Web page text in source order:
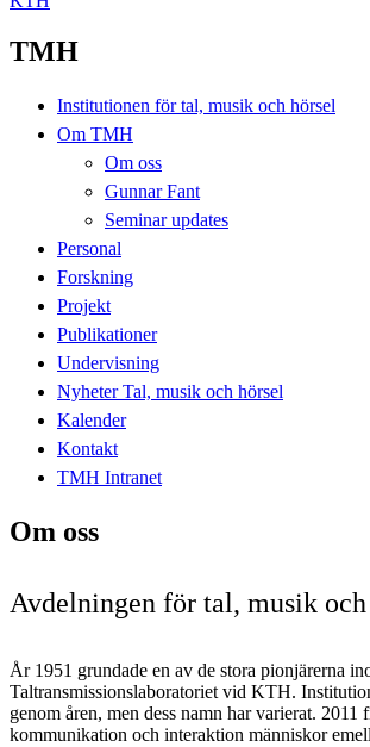
TMH
Institutionen för tal, musik och hörsel
Om TMH
Om oss
Gunnar Fant
Seminar updates
Personal
Forskning
Projekt
Publikationer
Undervisning
Nyheter Tal, musik och hörsel
Kalender
Kontakt
TMH Intranet
Om oss
Avdelningen för tal, musik
År 1951 grundade en av de stora pionjärerna
Taltransmissionslaboratoriet vid KTH.
genom åren, men dess namn har varierat.
kommunikation och interaktion människor